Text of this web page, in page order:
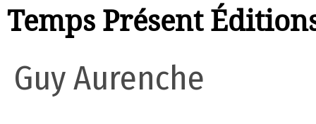
Temps Présent
Guy Aurenche